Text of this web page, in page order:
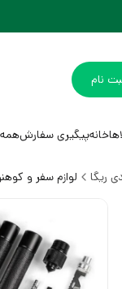
نام
خانهپیگیری سفارش
ریگا لوازم سفر و